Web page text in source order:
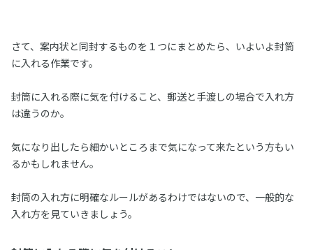
さて、案内状と同封するものを１つにまとめたら、いよいよ封筒
に入れる作業です。
封筒に入れる際に気を付けること、郵送と手渡しの場合で入れ方
は違うのか。
気になり出したら細かいところまで気になって来たという方もい
るかもしれません。
封筒の入れ方に明確なルールがあるわけではないので、一般的な
入れ方を見ていきましょう。